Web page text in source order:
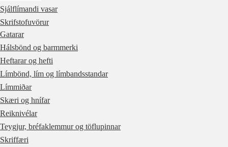
Sjálflímandi vasar
Skrifstofuvörur
Gatarar
Hálsbönd og barmmerki
Heftarar og hefti
Límbönd, lím og límbandsstandar
Límmiðar
Skæri og hnífar
Reiknivélar
Teygjur, bréfaklemmur og töflupinnar
Skriffæri